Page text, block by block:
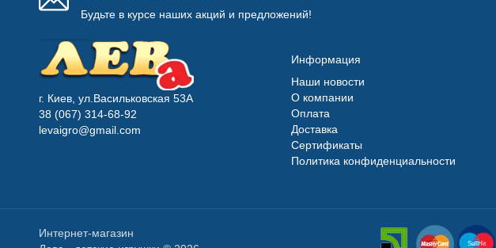
Будьте в курсе наших акций и предложений!
г. Киев, ул.Васильковская 53А
38 (067) 314-68-92
levaigro@gmail.com
Информация
Наши новости
О компании
Оплата
Доставка
Сертификаты
Политика конфиденциальности
Интернет-магазин
SellHit